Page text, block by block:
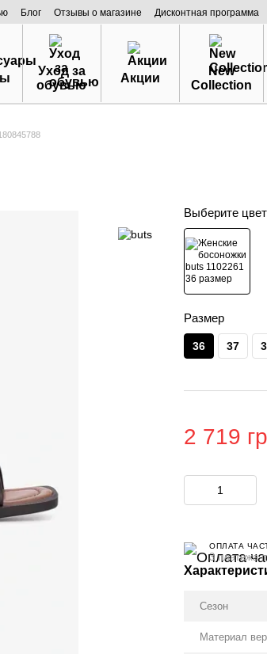
Блог Отзывы о магазине Дисконтная программа
Уход за
обувью
Акции
New
Collection
Выберите цвет
Размер
36 37
2 719
ОПЛАТА
3 платежа
Сезон
Материал